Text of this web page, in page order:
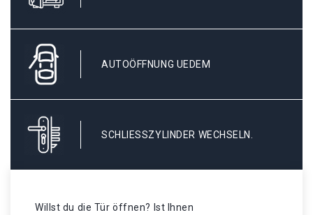
AUTOÖFFNUNG UEDEM
SCHLIESSZYLINDER WECHSELN.
Willst du die Tür öffnen? Ist Ihnen